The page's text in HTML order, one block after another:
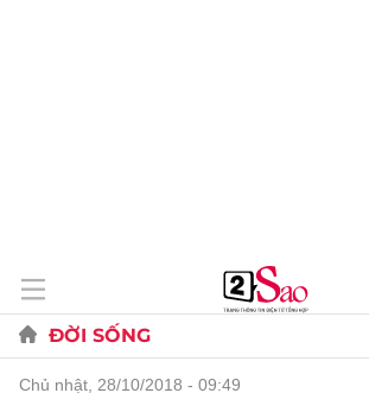
ĐỜI SỐNG
chủ nhật, 28/10/2018 - 09:49